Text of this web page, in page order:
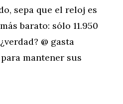
sepa que el reloj es
barato: sólo 11.950
@ gasta
mantener sus